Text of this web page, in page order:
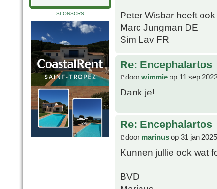
SPONSORS
Peter Wisbar heeft
Marc Jungman DE
Sim Lav FR
Re: Encephalartos
door wimmie op 11 sep
Dank je!
Re: Encephalartos
door marinus op 31 jan
Kunnen jullie ook wat
BVD